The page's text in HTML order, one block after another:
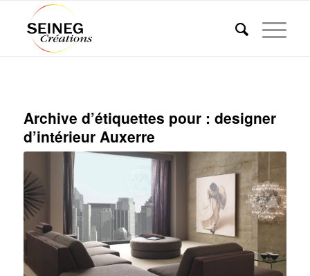
Archive d’étiquettes pour : designer
d’intérieur Auxerre